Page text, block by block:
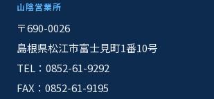
山陰営業所
〒690-0026
島根県松江市富士見町1番10号
TEL：0852-61-9292
FAX：0852-61-9195